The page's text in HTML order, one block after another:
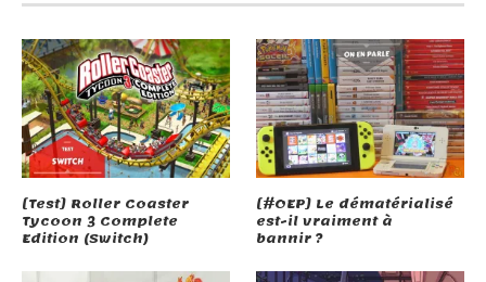
[Test] Roller Coaster
Tycoon 3 Complete
Edition (Switch)
[#OEP] Le dématérialisé
est-il vraiment à
bannir ?